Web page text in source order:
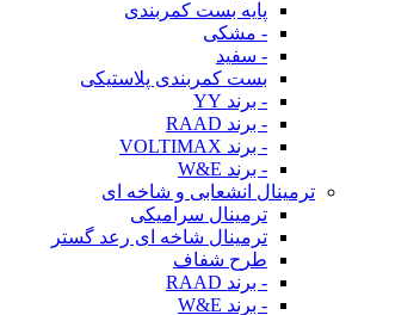
پایه بست کمربندی
- مشکی
- سفید
بست کمربندی پلاستیکی
- برند YY
- برند RAAD
- برند VOLTIMAX
- برند W&E
ترمینال انشعابی و شاخه ای
ترمینال سرامیکی
ترمینال شاخه ای رعد گستر
طرح شفاف
- برند RAAD
- برند W&E